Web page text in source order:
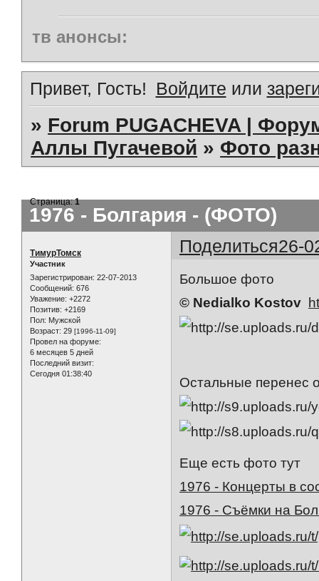
тв анонсы:
Привет, Гость! Войдите или
» Forum PUGACHEVA |
Аллы Пугачевой » Фото
1976 - Болгария - (ФОТО)
Страница:1
Поделиться26-
ТимурТомск
Участник
Зарегистрирован: 22-07-2013
Сообщений: 676
Уважение: +2272
Позитив: +2169
Пол: Мужской
Возраст: 29 [1996-11-09]
Провел на форуме:
6 месяцев 5 дней
Последний визит:
Сегодня 01:38:40
Большое фото
© Nedialko Kostov
Остальные перенес
Еще есть фото тут
1976 - Концерты в
1976 - Съёмки на